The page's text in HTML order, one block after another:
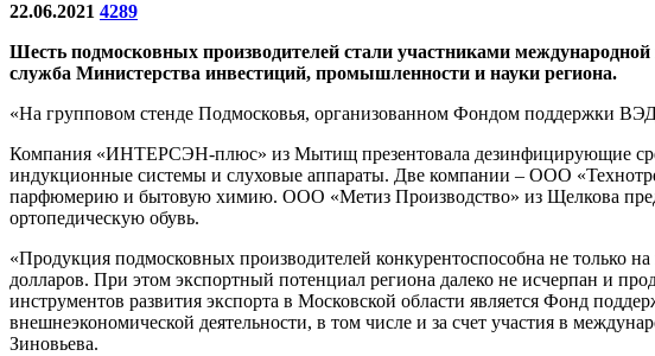
22.06.2021 4289
Шесть подмосковных производителей стали участниками
служба Министерства инвестиций, промышленности и науки региона.
«На групповом стенде Подмосковья, организованном Фондом поддержки
Компания «ИНТЕРСЭН-плюс» из Мытищ презентовала дезинфицирующие
индукционные системы и слуховые аппараты. Две компании – ООО
парфюмерию и бытовую химию. ООО «Метиз Производство» из Щелкова
ортопедическую обувь.
«Продукция подмосковных производителей конкурентоспособна не только
долларов. При этом экспортный потенциал региона далеко не исчерпан и
инструментов развития экспорта в Московской области является Фонд
внешнеэкономической деятельности, в том числе и за счет участия в
Зиновьева.